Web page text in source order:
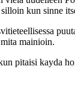
kun sinne
mainioin.
pitaisi kayda